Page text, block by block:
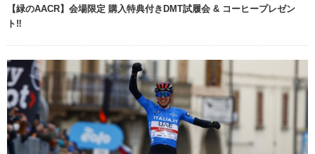
【緑のAACR】会場限定 購入特典付きDMT試履会 & コーヒープレゼン
ト‼